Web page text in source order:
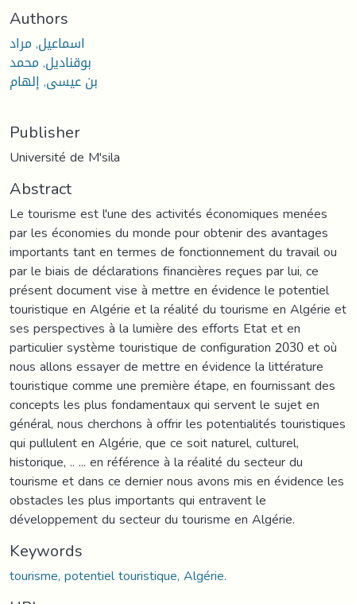
Authors
اسماعيل, مراد
بوقناديل, محمد
بن عيسى, إلهام
Publisher
Université de M'sila
Abstract
Le tourisme est l'une des activités économiques menées
par les économies du monde pour obtenir des avantages
importants tant en termes de fonctionnement du travail ou
par le biais de déclarations financières reçues par lui, ce
présent document vise à mettre en évidence le potentiel
touristique en Algérie et la réalité du tourisme en Algérie et
ses perspectives à la lumière des efforts Etat et en
particulier système touristique de configuration 2030 et où
nous allons essayer de mettre en évidence la littérature
touristique comme une première étape, en fournissant des
concepts les plus fondamentaux qui servent le sujet en
général, nous cherchons à offrir les potentialités touristiques
qui pullulent en Algérie, que ce soit naturel, culturel,
historique, .. ... en référence à la réalité du secteur du
tourisme et dans ce dernier nous avons mis en évidence les
obstacles les plus importants qui entravent le
développement du secteur du tourisme en Algérie.
Keywords
tourisme, potentiel touristique, Algérie.